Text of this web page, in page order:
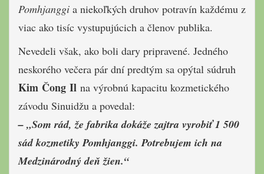
Pomhjanggi a niekoľkých druhov potravín každému z
viac ako tisíc vystupujúcich a členov publika.
Nevedeli však, ako boli dary pripravené. Jedného
neskorého večera pár dní predtým sa opýtal súdruh
Kim Čong Il na výrobnú kapacitu kozmetického
závodu Sinuidžu a povedal:
– „Som rád, že fabrika dokáže zajtra vyrobiť 1 500
sád kozmetiky Pomhjanggi. Potrebujem ich na
Medzinárodný deň žien.“